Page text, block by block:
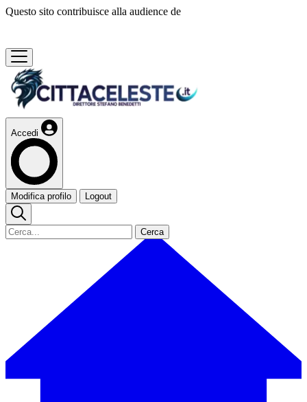
Questo sito contribuisce alla audience de
Accedi
Modifica profilo Logout
Cerca